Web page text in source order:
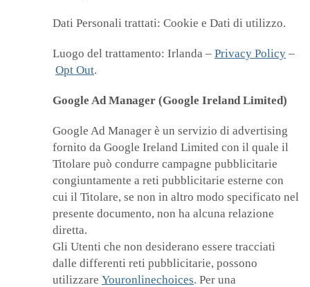
Dati Personali trattati: Cookie e Dati di utilizzo.
Luogo del trattamento: Irlanda – Privacy Policy –
Opt Out.
Google Ad Manager (Google Ireland Limited)
Google Ad Manager è un servizio di advertising
fornito da Google Ireland Limited con il quale il
Titolare può condurre campagne pubblicitarie
congiuntamente a reti pubblicitarie esterne con
cui il Titolare, se non in altro modo specificato nel
presente documento, non ha alcuna relazione
diretta.
Gli Utenti che non desiderano essere tracciati
dalle differenti reti pubblicitarie, possono
utilizzare Youronlinechoices. Per una